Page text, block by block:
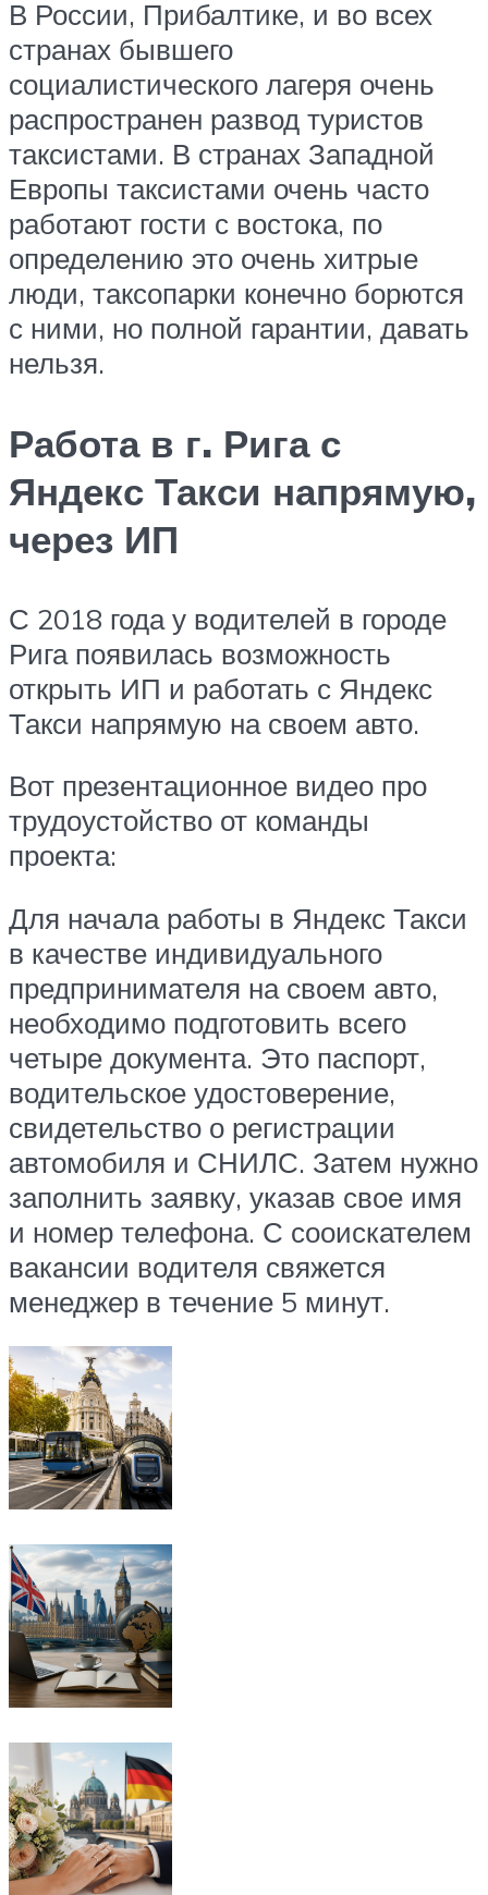
В России, Прибалтике, и во всех
странах бывшего
социалистического лагеря очень
распространен развод туристов
таксистами. В странах Западной
Европы таксистами очень часто
работают гости с востока, по
определению это очень хитрые
люди, таксопарки конечно борются
с ними, но полной гарантии, давать
нельзя.
Работа в г. Рига с
Яндекс Такси напрямую,
через ИП
С 2018 года у водителей в городе
Рига появилась возможность
открыть ИП и работать с Яндекс
Такси напрямую на своем авто.
Вот презентационное видео про
трудоустойство от команды
проекта:
Для начала работы в Яндекс Такси
в качестве индивидуального
предпринимателя на своем авто,
необходимо подготовить всего
четыре документа. Это паспорт,
водительское удостоверение,
свидетельство о регистрации
автомобиля и СНИЛС. Затем нужно
заполнить заявку, указав свое имя
и номер телефона. С сооискателем
вакансии водителя свяжется
менеджер в течение 5 минут.